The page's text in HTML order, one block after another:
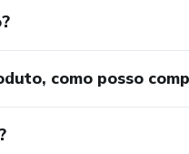
como posso